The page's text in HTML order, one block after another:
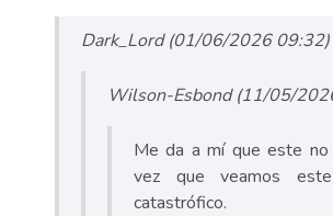
Dark_Lord (01/06/2026 09:32)
Wilson-Esbond (11/05/
Me da a mí que este no
vez que veamos
catastrófico.